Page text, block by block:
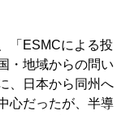
「ESMCによる投
・地域からの問い
、日本から同州へ
心だったが、半導